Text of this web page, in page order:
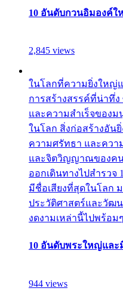
10 อันดับกวนอิมองค์ใ
2,845 views
ในโลกที่ความยิ่งใหญ่
การสร้างสรรค์ที่น่าทึ่
และความสำเร็จของ
ในโลก สิ่งก่อสร้างอัน
ความศรัทธา และคว
และจิตวิญญาณของคน
ออกเดินทางไปสำรว
มีชื่อเสียงที่สุดในโลก
ประวัติศาสตร์และวัฒ
งดงามเหล่านี้ไปพร้อม
10 อันดับพระใหญ่และ
944 views